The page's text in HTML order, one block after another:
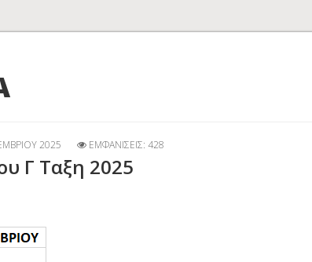
2025 ΕΜΦΑΝΊΣΕΙΣ: 428
Γ Ταξη 2025